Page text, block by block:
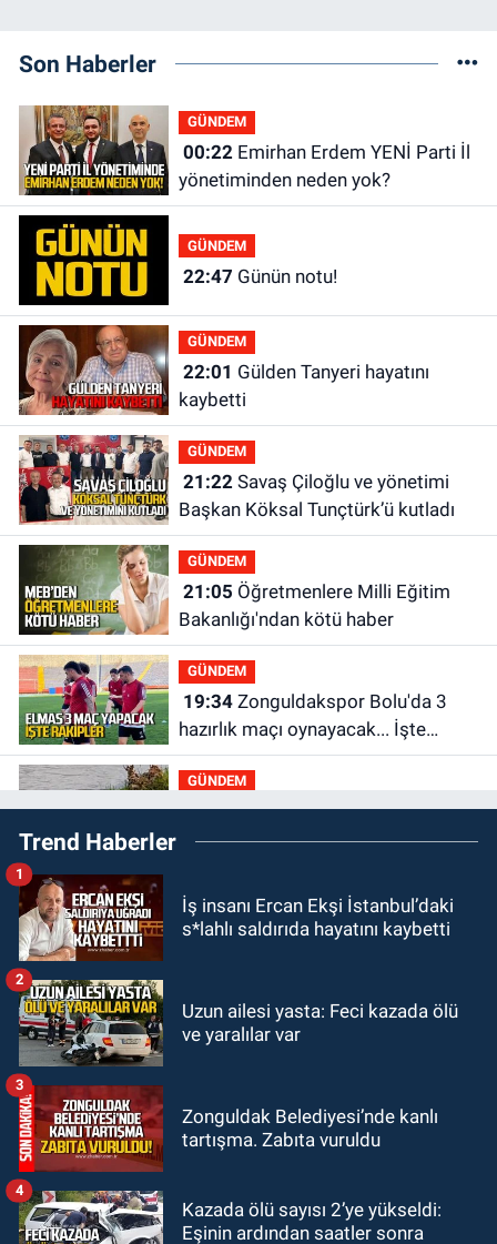
Son Haberler
GÜNDEM
00:22Emirhan Erdem YENİ Parti İl
yönetiminden neden yok?
GÜNDEM
22:47 Günün notu!
GÜNDEM
22:01
kaybetti
GÜNDEM
21:22Savaş Çiloğlu ve yönetimi
Başkan Köksal Tunçtürk’ü kutladı
GÜNDEM
21:05
Bakanlığı'ndan kötü haber
GÜNDEM
19:34Zonguldakspor Bolu'da 3
hazırlık maçı oynayacak... İşte
rakipler...
GÜNDEM
19:27Çaycuma ırmağında görüldü:
Görenler şaşkınlık yaşadı
19:12TMO kabuklu fındık alım
18:52Zonguldak'ta pitbul köpek
18:44Zonguldak'ta araç yayaya
Trend Haberler
İş insanı Ercan Ekşi İstanbul’daki
s*lahlı saldırıda hayatını kaybetti
1
Uzun ailesi yasta: Feci kazada ölü
ve yaralılar var
2
Zonguldak Belediyesi’nde kanlı
tartışma. Zabıta vuruldu
3
Kazada ölü sayısı 2’ye yükseldi:
Eşinin ardından saatler sonra
4